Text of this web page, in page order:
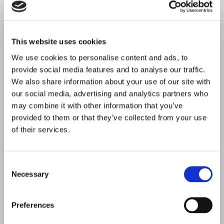
This website uses cookies
We use cookies to personalise content and ads, to
provide social media features and to analyse our traffic.
We also share information about your use of our site with
our social media, advertising and analytics partners who
may combine it with other information that you’ve
provided to them or that they’ve collected from your use
of their services.
Selection
Necessary
Preferences
contemplation, mais une proposition à vivre, pour
fonctionnalité émotionnelle »
la collection et la distingue des autres offres du
marché.
Il souligne également la contribution d’Aldea au
monde du soft seating, où elle introduit « discrétion
et élégance, l’idée que le mobilier doit servir les
personnes et non les éclipser ». Selon lui, « les héros
dans l’utilisation du chêne, un matériau qui, comme il
l’explique, « transforme chaque pièce en un véritable
travail d’ébénisterie ; sa forme, son veinage et son
assemblage transmettent une valeur et une chaleur